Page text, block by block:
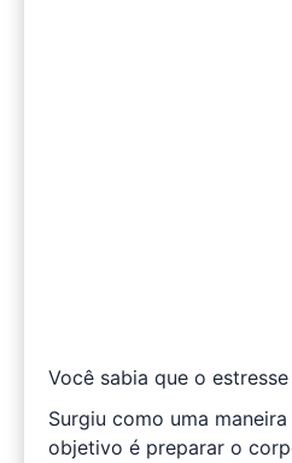
Você sabia que o
Surgiu como uma
objetivo é preparar o